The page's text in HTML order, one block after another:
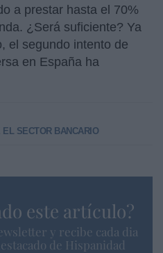
a prestar hasta el 70%
¿Será suficiente? Ya
el segundo intento de
en España ha
SECTOR BANCARIO
este artículo?
y recibe cada dia
de Hispanidad